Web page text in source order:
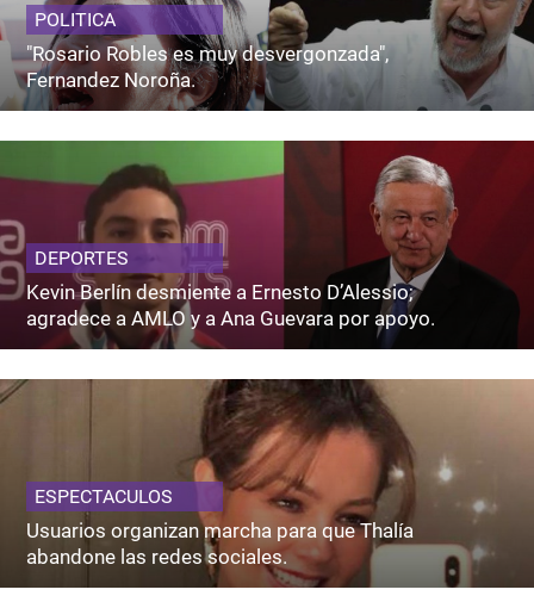
POLITICA
"Rosario Robles es muy desvergonzada",
Fernandez Noroña.
DEPORTES
Kevin Berlín desmiente a Ernesto D’Alessio;
agradece a AMLO y a Ana Guevara por apoyo.
ESPECTACULOS
Usuarios organizan marcha para que Thalía
abandone las redes sociales.